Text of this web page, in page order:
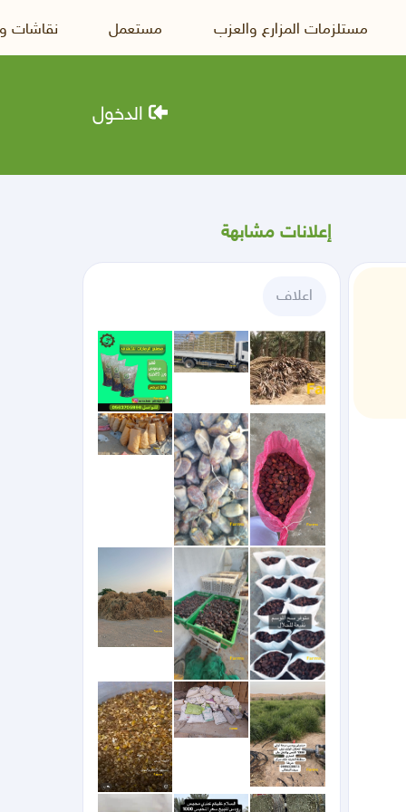
مستلزمات المزارع والعزب مستعمل نقاشات
الدخول
إعلانات مشابهة
اعلاف